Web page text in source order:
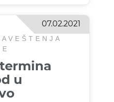
07.02.2021
u